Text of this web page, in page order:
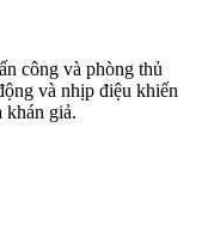
công và phòng thủ
và nhịp điệu khiến
khán giả.